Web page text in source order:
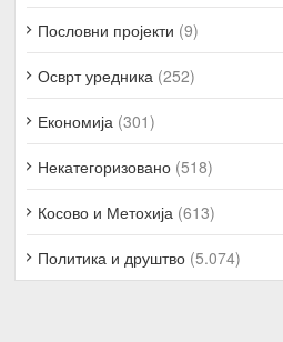
Пословни пројекти (9)
Осврт уредника (252)
Економија (301)
Некатегоризовано (518)
Косово и Метохија (613)
Политика и друштво (5.074)